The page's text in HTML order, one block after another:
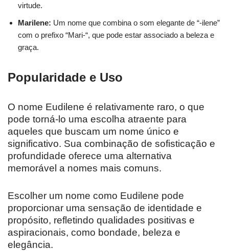
virtude.
Marilene: Um nome que combina o som elegante de “-ilene”
com o prefixo “Mari-“, que pode estar associado a beleza e
graça.
Popularidade e Uso
O nome Eudilene é relativamente raro, o que
pode torná-lo uma escolha atraente para
aqueles que buscam um nome único e
significativo. Sua combinação de sofisticação e
profundidade oferece uma alternativa
memorável a nomes mais comuns.
Escolher um nome como Eudilene pode
proporcionar uma sensação de identidade e
propósito, refletindo qualidades positivas e
aspiracionais, como bondade, beleza e
elegância.